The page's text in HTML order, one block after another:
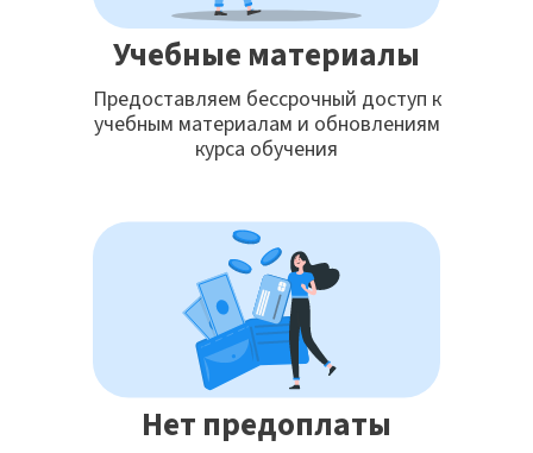
Учебные материалы
Предоставляем бессрочный доступ к
учебным материалам и обновлениям
курса обучения
Нет предоплаты